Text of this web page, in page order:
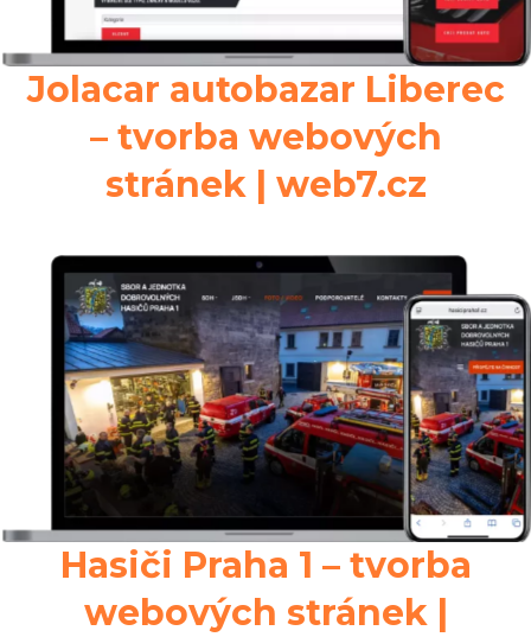
Jolacar autobazar Liberec
– tvorba webových
stránek | web7.cz
Hasiči Praha 1 – tvorba
webových stránek |